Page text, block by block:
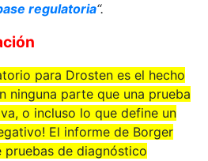
regulatoria“.
para Drosten es el hecho
ninguna parte que una prueba
o incluso lo que define un
El informe de Borger
pruebas de diagnóstico